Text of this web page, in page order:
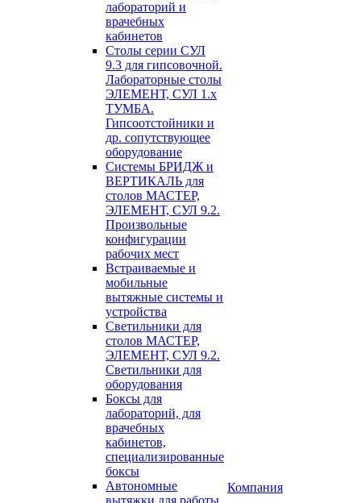
лабораторий и
врачебных
кабинетов
Столы серии СУЛ
9.3 для гипсовочной.
Лабораторные столы
ЭЛЕМЕНТ, СУЛ 1.х
ТУМБА.
Гипсоотстойники и
др. сопутствующее
оборудование
Системы БРИДЖ и
ВЕРТИКАЛЬ для
столов МАСТЕР,
ЭЛЕМЕНТ, СУЛ 9.2.
Произвольные
конфигурации
рабочих мест
Встраиваемые и
мобильные
вытяжные системы и
устройства
Светильники для
столов МАСТЕР,
ЭЛЕМЕНТ, СУЛ 9.2.
Светильники для
оборудования
Боксы для
лабораторий, для
врачебных
кабинетов,
специализированные
боксы
Автономные
вытяжки для работы
Компания